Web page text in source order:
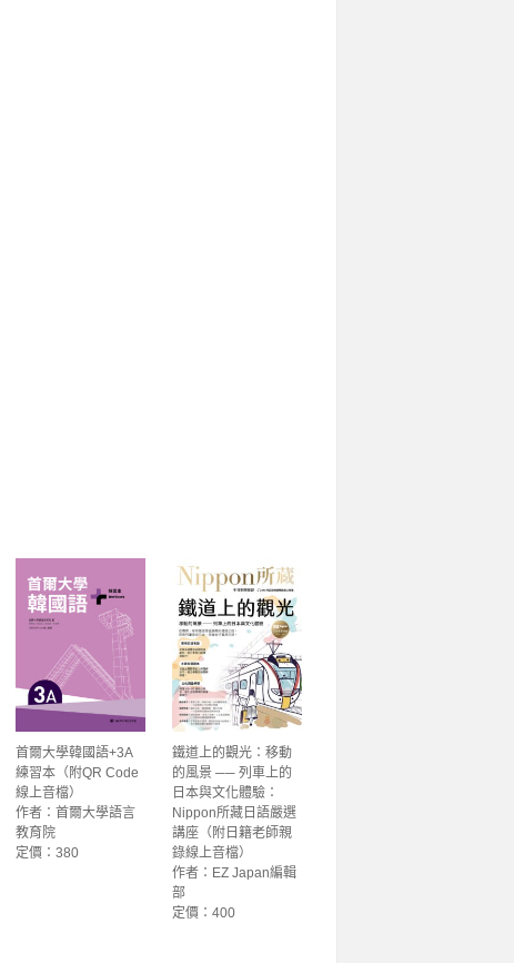
首爾大學韓國語+3A
練習本（附QR Code
線上音檔）
作者：首爾大學語言
教育院
定價：380
鐵道上的觀光：移動
的風景 ── 列車上的
日本與文化體驗：
Nippon所藏日語嚴選
講座（附日籍老師親
錄線上音檔）
作者：EZ Japan編輯
部
定價：400